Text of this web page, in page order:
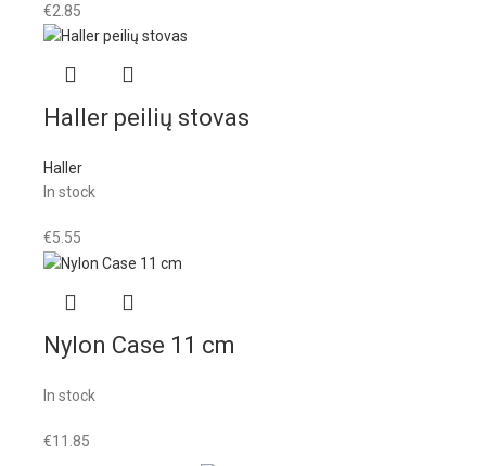
€2.85
Haller peilių stovas
Haller
In stock
€5.55
Nylon Case 11 cm
In stock
€11.85